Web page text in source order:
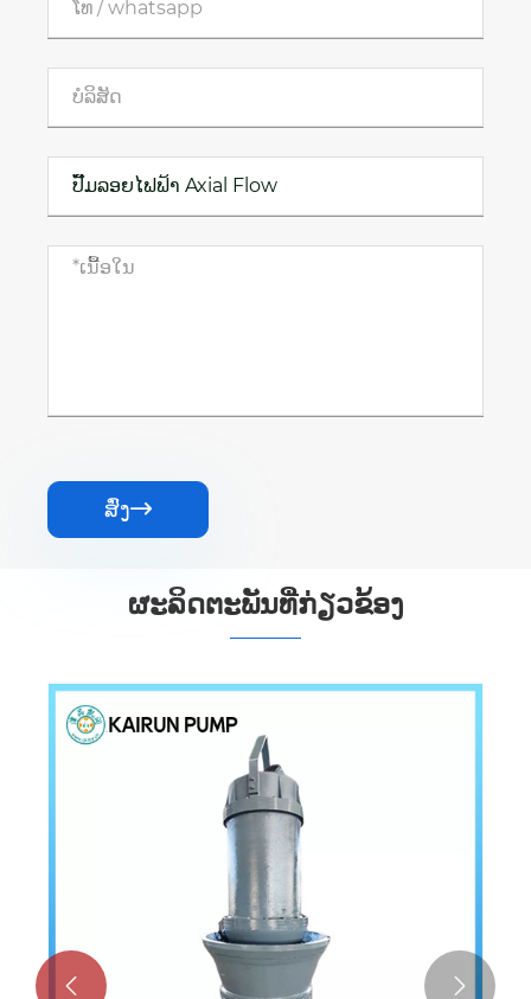
ສົ່ງ
ຜະ​ລິດ​ຕະ​ພັນ​ທີ່​ກ່ຽວ​ຂ້ອງ
ປັ໊ມການໄຫຼຕາມແກນແມ່ເຫຼັກຖາວອນ
 